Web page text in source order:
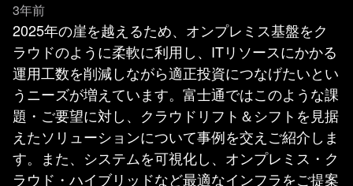
3年前
2025年の崖を越えるため、オンプレミス基盤をク
ラウドのように柔軟に利用し、ITリソースにかかる
運用工数を削減しながら適正投資につなげたいとい
うニーズが増えています。富士通ではこのような課
題・ご要望に対し、クラウドリフト＆シフトを見据
えたソリューションについて事例を交えご紹介しま
す。また、システムを可視化し、オンプレミス・ク
ラウド・ハイブリッドなど最適なインフラをご提案